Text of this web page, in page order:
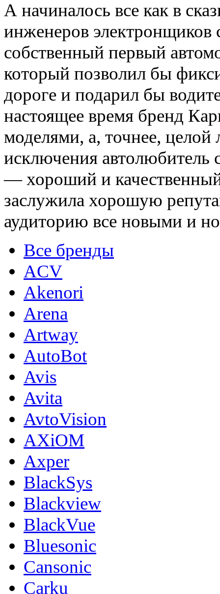
А начиналось все как в
инженеров электронщиков
собственный первый
который позволил бы
дороге и подарил бы
настоящее время бренд
моделями, а, точнее,
исключения автолюбитель
— хороший и
заслужила хорошую
аудиторию все новыми и
Все бренды
ACV
Akenori
Arena
Artway
AutoBot
Avis
Avita
AvtoVision
AXiOM
Axper
BlackSys
Blackview
BlackVue
Bluesonic
Cansonic
Carku